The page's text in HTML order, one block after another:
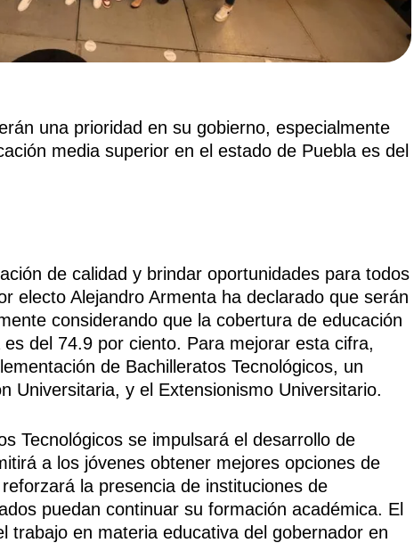
una prioridad en su gobierno, especialmente
media superior en el estado de Puebla es del
de calidad y brindar oportunidades para todos
electo Alejandro Armenta ha declarado que serán
considerando que la cobertura de educación
del 74.9 por ciento. Para mejorar esta cifra,
de Bachilleratos Tecnológicos, un
Universitaria, y el Extensionismo Universitario.
Tecnológicos se impulsará el desarrollo de
a los jóvenes obtener mejores opciones de
la presencia de instituciones de
puedan continuar su formación académica. El
trabajo en materia educativa del gobernador en